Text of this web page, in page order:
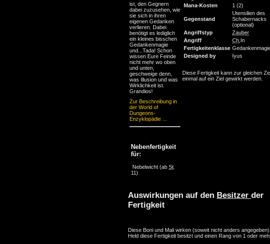
ist, den Gegnern
dabei zuzusehen, wie
sie sich in ihren
eigenen Gedanken
verlieren. Dabei
benötigt es lediglich
ein kleines bisschen
Gedankenmagie
und...Tada! Schon
wissen Eure Feinde
nicht mehr wo oben
und unten,
geschweige denn,
was Illusion und was
Wirklichkeit ist.
Grandios!
Zur Beschreibung in
der World of
Dungeons-
Enzyklopädie ...
Nebenfertigkeit
für:
Nebelwicht (ab St
11)
Mana-Kosten
1 (2)
Gegenstand
Utensilien des
(optional)
Angriffstyp
Zauber
Angriff
Ch ,In
Fertigkeitenklasse
Designed by
Iyus
Diese Fertigkeit kann zur gleichen
einmal auf ein Ziel gewirkt werden.
Auswirkungen auf den Besitzer der
Fertigkeit
Diese Boni und Mali wirken (soweit nicht anders
Held diese Fertigkeit besitzt und einen Rang von 1 oder